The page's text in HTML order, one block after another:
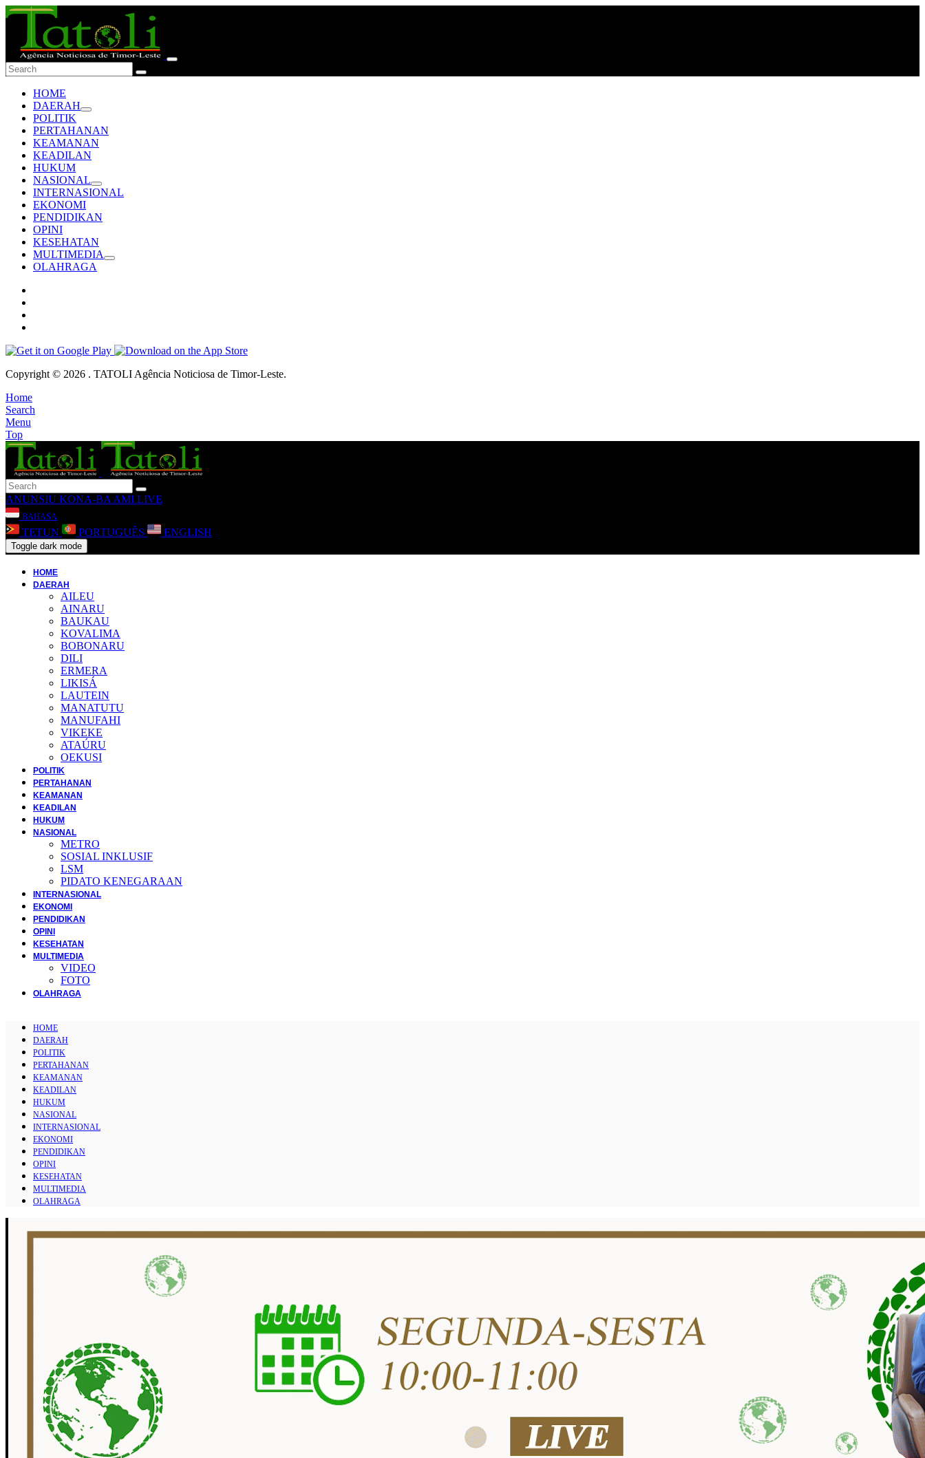
HOME
DAERAH
POLITIK
PERTAHANAN
KEAMANAN
KEADILAN
HUKUM
NASIONAL
INTERNASIONAL
EKONOMI
PENDIDIKAN
OPINI
KESEHATAN
MULTIMEDIA
OLAHRAGA
Copyright © 2026 . TATOLI Agência Noticiosa de Timor-Leste.
Home
Search
Menu
Top
ANUNSIU KONA-BA AMI LIVE
BAHASA
TETUN PORTUGUÊS ENGLISH
Toggle dark mode
HOME
DAERAH
AILEU
AINARU
BAUKAU
KOVALIMA
BOBONARU
DILI
ERMERA
LIKISÁ
LAUTEIN
MANATUTU
MANUFAHI
VIKEKE
ATAÚRU
OEKUSI
POLITIK
PERTAHANAN
KEAMANAN
KEADILAN
HUKUM
NASIONAL
METRO
SOSIAL INKLUSIF
LSM
PIDATO KENEGARAAN
INTERNASIONAL
EKONOMI
PENDIDIKAN
OPINI
KESEHATAN
MULTIMEDIA
VIDEO
FOTO
OLAHRAGA
HOME
DAERAH
POLITIK
PERTAHANAN
KEAMANAN
KEADILAN
HUKUM
NASIONAL
INTERNASIONAL
EKONOMI
PENDIDIKAN
OPINI
KESEHATAN
MULTIMEDIA
OLAHRAGA